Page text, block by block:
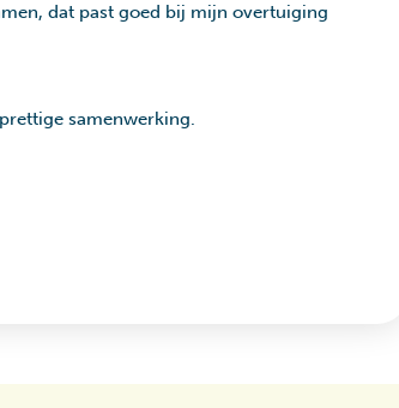
dat past goed bij mijn overtuiging
samenwerking.